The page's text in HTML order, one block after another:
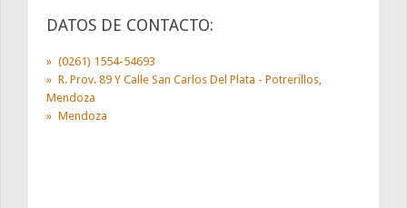
DATOS DE CONTACTO:
(0261) 1554-54693
R. Prov. 89 Y Calle San Carlos Del Plata - Potrerillos,
Mendoza
Mendoza